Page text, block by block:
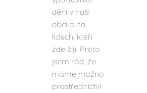
dění v naší
obci a na
lidech, kteří
zde žijí. Proto
jsem rád, že
máme možno
prostřednictví